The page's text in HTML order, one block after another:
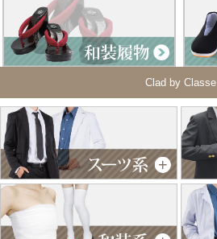
Clad by Classe